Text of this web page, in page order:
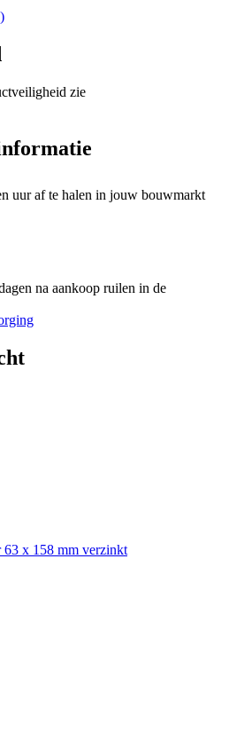
)
zie
uur af te halen in jouw bouwmarkt
na aankoop ruilen in de
63 x 158 mm verzinkt